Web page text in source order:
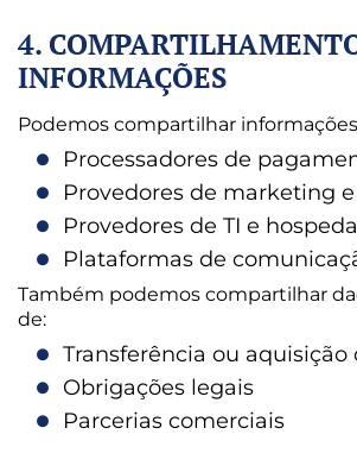
4.
INFORMAÇÕES
Podemos compartilhar
Processadores de
Provedores de marketing
Provedores de TI e
Plataformas de
Também podemos compartilhar
de:
Transferência ou aquisição
Obrigações legais
Parcerias comerciais